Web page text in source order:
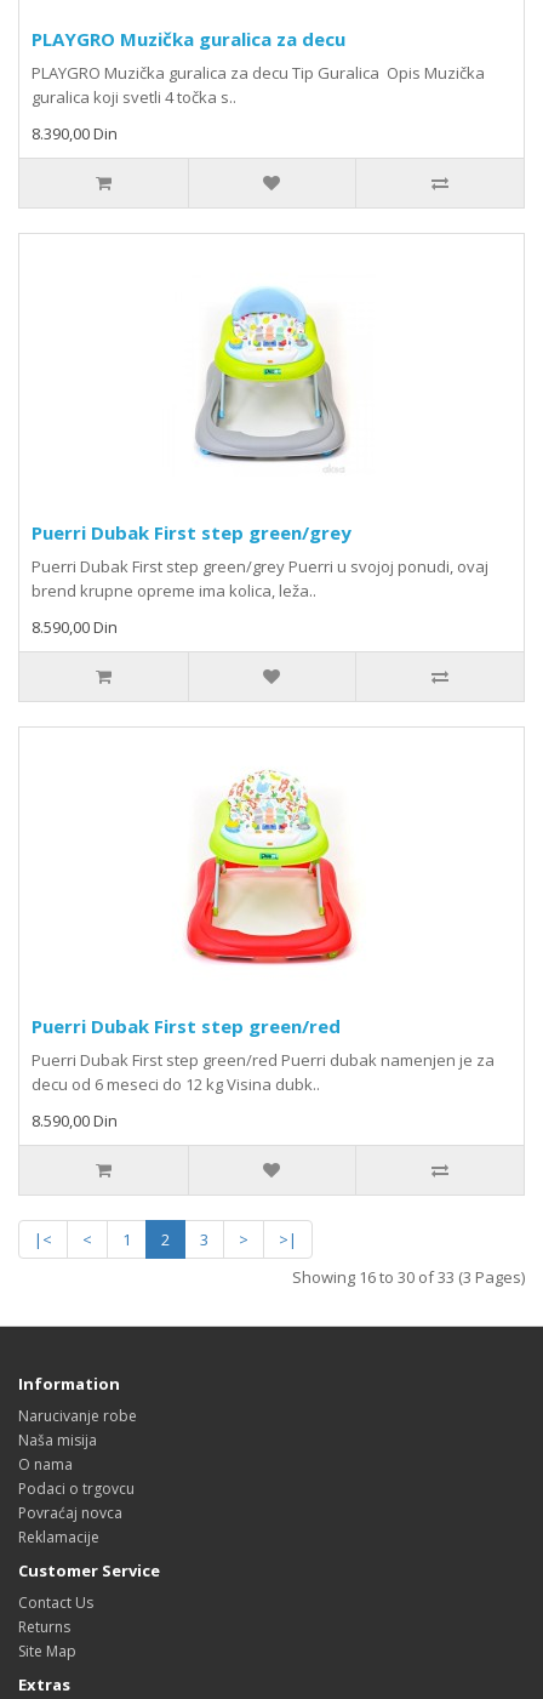
PLAYGRO Muzička guralica za decu
PLAYGRO Muzička guralica za decu Tip Guralica Opis Muzička
guralica koji svetli 4 točka s..
8.390,00 Din
Puerri Dubak First step green/grey
Puerri Dubak First step green/grey Puerri u svojoj ponudi, ovaj
brend krupne opreme ima kolica, leža..
8.590,00 Din
Puerri Dubak First step green/red
Puerri Dubak First step green/red Puerri dubak namenjen je za
decu od 6 meseci do 12 kg Visina dubk..
8.590,00 Din
|< < 1 2 3 >
>|
Showing 16 to 30 of 33 (3 Pages)
Information
Narucivanje robe
Naša misija
O nama
Podaci o trgovcu
Povraćaj novca
Reklamacije
Customer Service
Contact Us
Returns
Site Map
Extras